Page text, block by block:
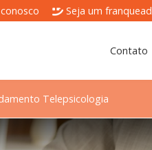
Seja um
Contato
Telepsicologia